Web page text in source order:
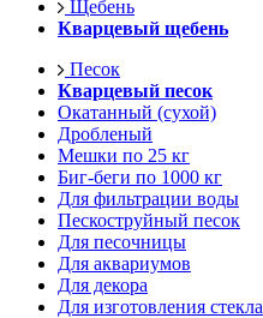
Щебень
Кварцевый щебень
Песок
Кварцевый песок
Окатанный (сухой)
Дробленый
Мешки по 25 кг
Биг-беги по 1000 кг
Для фильтрации воды
Пескоструйный песок
Для песочницы
Для аквариумов
Для декора
Для изготовления стекла